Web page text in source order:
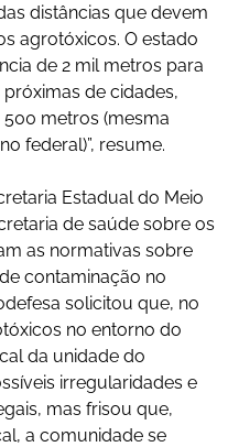
distâncias que devem
agrotóxicos. O estado
de 2 mil metros para
de cidades,
metros (mesma
federal)”, resume.
Estadual do Meio
de saúde sobre os
as normativas sobre
contaminação no
solicitou que, no
no entorno do
da unidade do
irregularidades e
mas frisou que,
a comunidade se